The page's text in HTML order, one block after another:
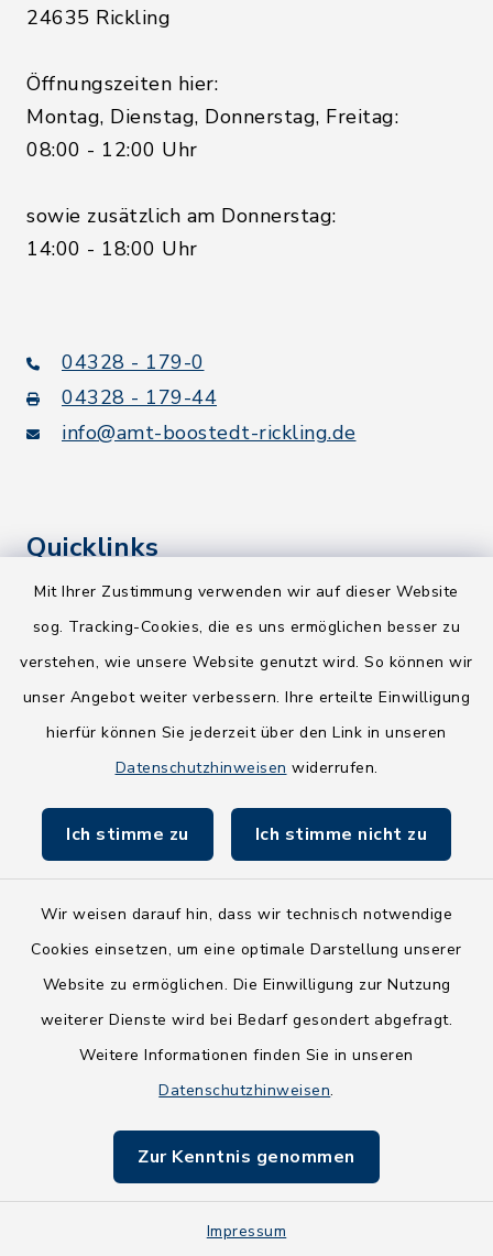
Mit Ihrer Zustimmung verwenden wir auf dieser Website
sog. Tracking-Cookies, die es uns ermöglichen besser zu
verstehen, wie unsere Website genutzt wird. So können wir
unser Angebot weiter verbessern. Ihre erteilte Einwilligung
hierfür können Sie jederzeit über den Link in unseren
Datenschutzhinweisen widerrufen.
Ich stimme zu Ich stimme nicht zu
Wir weisen darauf hin, dass wir technisch notwendige
Cookies einsetzen, um eine optimale Darstellung unserer
Website zu ermöglichen. Die Einwilligung zur Nutzung
weiterer Dienste wird bei Bedarf gesondert abgefragt.
Weitere Informationen finden Sie in unseren
Datenschutzhinweisen.
Zur Kenntnis genommen
Impressum
24635 Rickling
Öffnungszeiten hier:
Montag, Dienstag, Donnerstag, Freitag:
08:00 - 12:00 Uhr
sowie zusätzlich am Donnerstag:
14:00 - 18:00 Uhr
04328 - 179-0
04328 - 179-44
info@amt-boostedt-rickling.de
Quicklinks
Kreis Segeberg
NEU! Amtsbroschüre 2026
Holsteiner Auenland
Fundbüro
Barrierefreiheit
Impressum
Sitemap